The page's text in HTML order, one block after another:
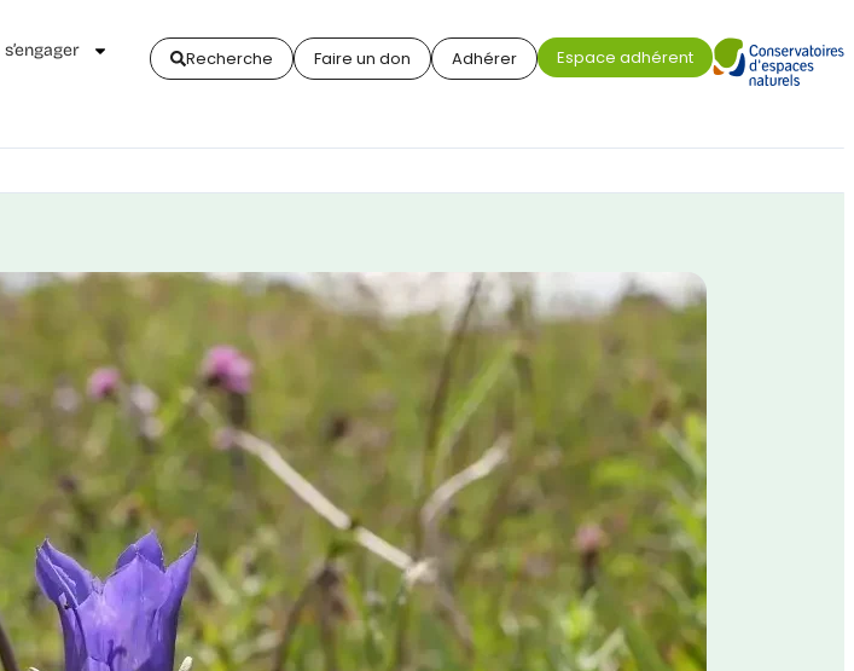
Recherche Faire un don Adhérer Espace adhérent